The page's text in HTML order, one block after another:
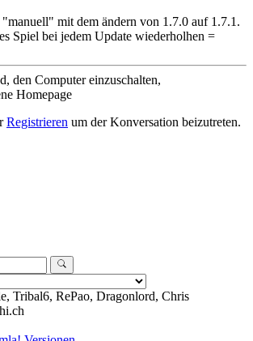
mit dem ändern von 1.7.0 auf 1.7.1.
Spiel bei jedem Update wiederholhen =
den Computer einzuschalten,
Homepage
Registrieren um der Konversation beizutreten.
, Tribal6, RePao, Dragonlord, Chris